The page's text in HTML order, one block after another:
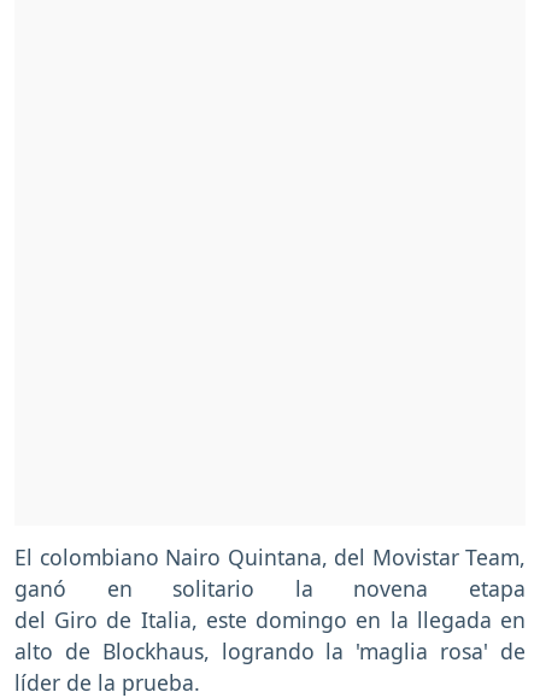
El colombiano Nairo Quintana, del Movistar Team,
ganó en solitario la novena etapa
del Giro de Italia, este domingo en la llegada en
alto de Blockhaus, logrando la 'maglia rosa' de
líder de la prueba.